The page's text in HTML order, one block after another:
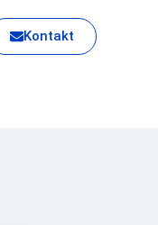
Kontakt